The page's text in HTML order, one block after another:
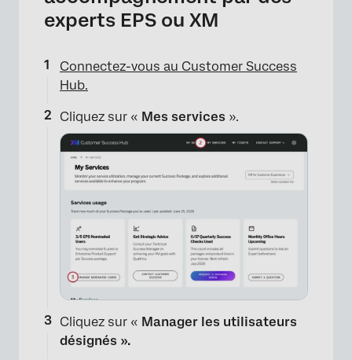
experts EPS ou XM
Connectez-vous au Customer Success
Hub.
Cliquez sur « Mes services ».
Cliquez sur « Manager les utilisateurs
désignés ».